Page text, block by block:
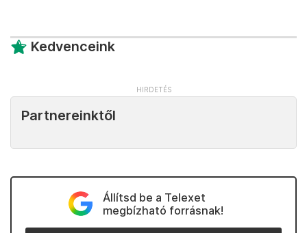
Kedvenceink
Partnereinktől
Állítsd be a Telexet
megbízható forrásnak!